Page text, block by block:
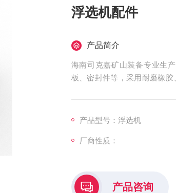
浮选机配件
产品简介
海南司克嘉矿山装备专业生
板、密封件等，采用耐磨橡
产品型号：浮选机
厂商性质：
产品咨询